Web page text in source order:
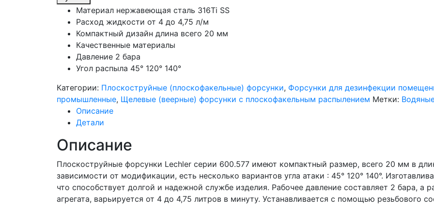
Материал нержавеющая сталь 316Ti SS
Расход жидкости от 4 до 4,75 л/м
Компактный дизайн длина всего 20 мм
Качественные материалы
Давление 2 бара
Угол распыла 45° 120° 140°
Категории: Плоскоструйные (плоскофакельные) форсунки, Форсунки для дезинфекции
промышленные, Щелевые (веерные) форсунки с плоскофакельным распылением Метки:
Описание
Детали
Описание
Плоскоструйные форсунки Lechler серии 600.577 имеют компактный размер, всего 20 мм в
зависимости от модификации, есть несколько вариантов угла атаки : 45° 120° 140°.
что способствует долгой и надежной службе изделия. Рабочее давление составляет 2 бара, а
агрегата, варьируется от 4 до 4,75 литров в минуту. Устанавливается с помощью резьбового